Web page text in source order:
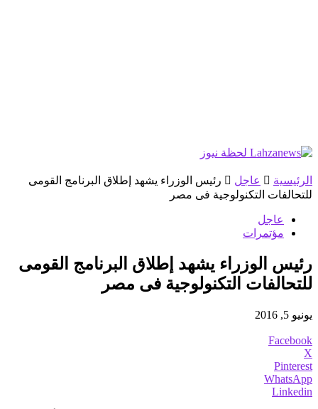
الرئيسية عاجل
رئيس الوزراء يشهد إطلاق البرنامج القومى
للتحالفات التكنولوجية فى مصر
عاجل
مؤتمرات
رئيس الوزراء يشهد إطلاق البرنامج القومى
للتحالفات التكنولوجية فى مصر
يونيو 5, 2016
Facebook
X
Pinterest
WhatsApp
Linkedin